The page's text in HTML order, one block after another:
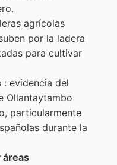
agrícolas
por la ladera
para cultivar
: evidencia del
Ollantaytambo
particularmente
durante la
áreas